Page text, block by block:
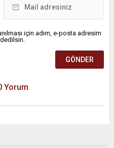
için adım, e-posta adresim
Yorum